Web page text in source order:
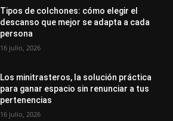
Tipos de colchones: cómo elegir el
descanso que mejor se adapta a cada
persona
16 julio, 2026
Los minitrasteros, la solución práctica
para ganar espacio sin renunciar a tus
pertenencias
16 julio, 2026